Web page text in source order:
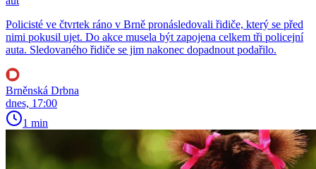
Policisté ve čtvrtek ráno v Brně pronásledovali řidiče, který se před
nimi pokusil ujet. Do akce musela být zapojena celkem tři policejní
auta. Sledovaného řidiče se jim nakonec dopadnout podařilo.
Brněnská Drbna
dnes, 17:00
1 min